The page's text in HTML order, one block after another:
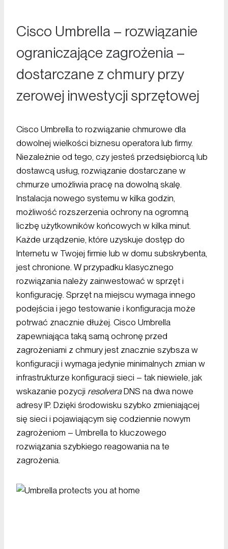
Cisco Umbrella – rozwiązanie
ograniczające zagrożenia –
dostarczane z chmury przy
zerowej inwestycji sprzętowej
Cisco Umbrella to rozwiązanie chmurowe dla
dowolnej wielkości biznesu operatora lub firmy.
Niezależnie od tego, czy jesteś przedsiębiorcą lub
dostawcą usług, rozwiązanie dostarczane w
chmurze umożliwia pracę na dowolną skalę.
Instalacja nowego systemu w kilka godzin,
możliwość rozszerzenia ochrony na ogromną
liczbę użytkowników końcowych w kilka minut.
Każde urządzenie, które uzyskuje dostęp do
Internetu w Twojej firmie lub w domu subskrybenta,
jest chronione. W przypadku klasycznego
rozwiązania należy zainwestować w sprzęt i
konfigurację. Sprzęt na miejscu wymaga innego
podejścia i jego testowanie i konfiguracja może
potrwać znacznie dłużej. Cisco Umbrella
zapewniająca taką samą ochronę przed
zagrożeniami z chmury jest znacznie szybsza w
konfiguracji i wymaga jedynie minimalnych zmian w
infrastrukturze konfiguracji sieci – tak niewiele, jak
wskazanie pozycji resolveraDNS na dwa nowe
adresy IP. Dzięki środowisku szybko zmieniającej
się sieci i pojawiającym się codziennie nowym
zagrożeniom – Umbrella to kluczowego
rozwiązania szybkiego reagowania na te
zagrożenia.